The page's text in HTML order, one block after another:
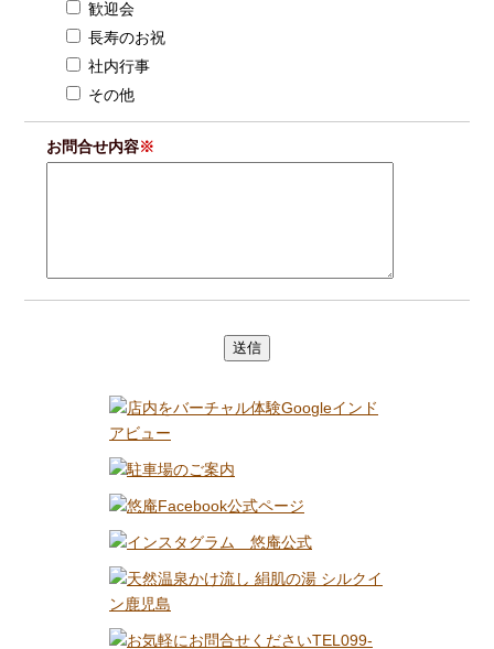
歓迎会
長寿のお祝
社内行事
その他
お問合せ内容※